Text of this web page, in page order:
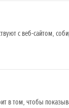
с веб-сайтом,
в том, чтобы
л.с.